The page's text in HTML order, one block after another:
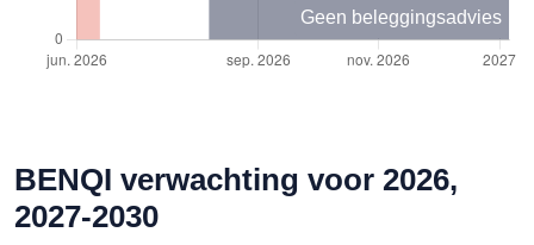
Geen beleggingsadvies
BENQI verwachting voor 2026,
2027-2030